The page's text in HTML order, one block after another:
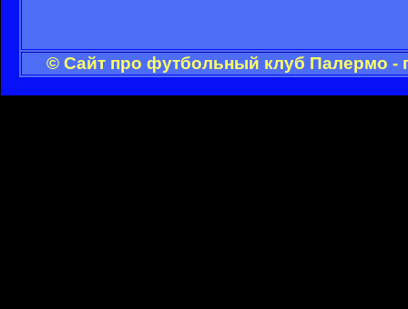
© Сайт про футбольный клуб Палермо -